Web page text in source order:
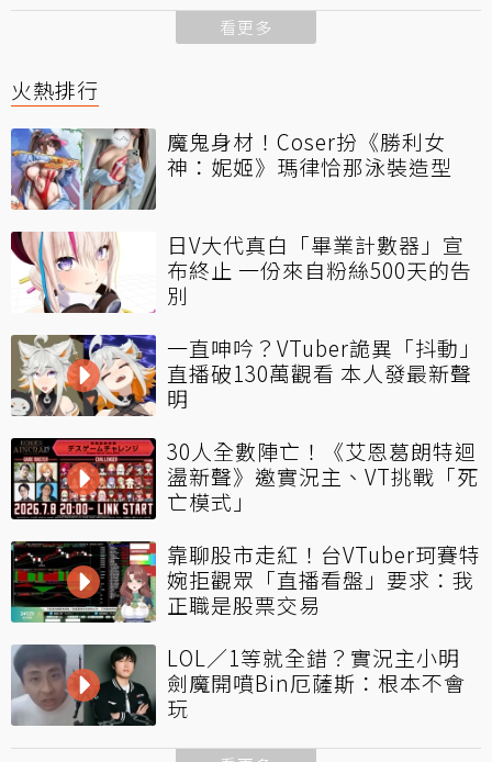
看更多
火熱排行
魔鬼身材！Coser扮《勝利女
神：妮姬》瑪律恰那泳裝造型
日V大代真白「畢業計數器」宣
布終止 一份來自粉絲500天的告
別
一直呻吟？VTuber詭異「抖動」
直播破130萬觀看 本人發最新聲
明
30人全數陣亡！《艾恩葛朗特迴
盪新聲》邀實況主、VT挑戰「死
亡模式」
靠聊股市走紅！台VTuber珂賽特
婉拒觀眾「直播看盤」要求：我
正職是股票交易
LOL／1等就全錯？實況主小明
劍魔開噴Bin厄薩斯：根本不會
玩